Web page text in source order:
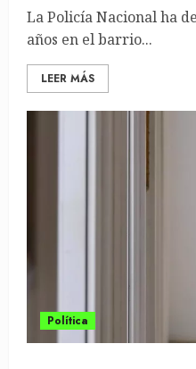
La Policía Nacional ha
años en el barrio...
LEER MÁS
Política